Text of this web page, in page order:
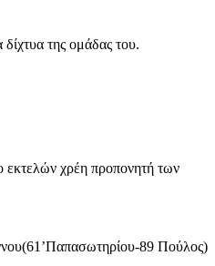
της ομάδας του.
εκτελών χρέη προπονητή των
89 Πούλος)